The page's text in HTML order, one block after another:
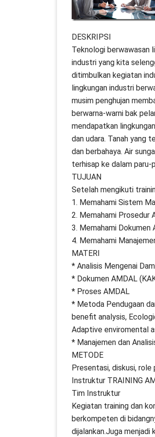
DESKRIPSI
Teknologi berwawasan
industri yang kita
ditimbulkan kegiatan
lingkungan industri
musim penghujan
berwarna-warni bak
mendapatkan
dan udara. Tanah yang
dan berbahaya. Air
terhisap ke dalam paru-
TUJUAN
Setelah mengikuti
1. Memahami Sistem
2. Memahami Prosedur
3. Memahami Dokumen
4. Memahami
MATERI
* Analisis Mengenai
* Dokumen AMDAL
* Proses AMDAL
* Metoda Pendugaan
benefit analysis,
Adaptive enviromental
* Manajemen dan
METODE
Presentasi, diskusi, role
Instruktur TRAINING
Tim Instruktur
Kegiatan training dan
berkompeten di
dijalankan.Juga menjadi